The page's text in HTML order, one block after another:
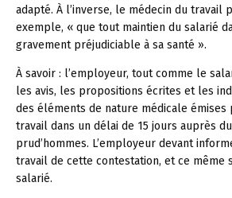
adapté. À l’inverse, le médecin du travail
exemple, « que tout maintien du salarié
gravement préjudiciable à sa santé ».
À savoir : l’employeur, tout comme le
les avis, les propositions écrites et les
des éléments de nature médicale émises
travail dans un délai de 15 jours auprès
prud’hommes. L’employeur devant
travail de cette contestation, et ce même
salarié.